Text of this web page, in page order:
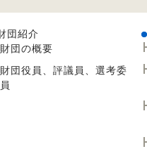
団紹介
財団の概要
財団役員、評議員、選考委
員